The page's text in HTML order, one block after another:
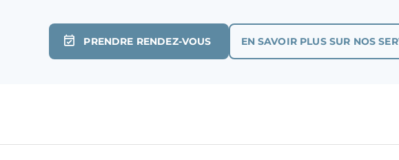
PRENDRE RENDEZ-VOUS EN SAVOIR PLUS SUR NOS